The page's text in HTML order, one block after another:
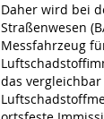
Daher wird bei
Straßenwesen
Messfahrzeug
das vergleichbar